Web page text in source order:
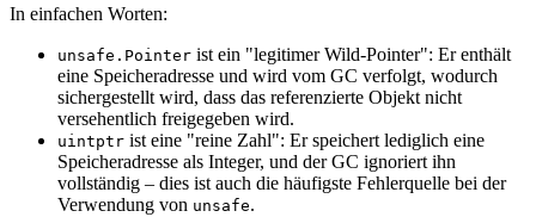
In einfachen Worten:
unsafe.Pointer ist ein "legitimer Wild-Pointer": Er enthält
eine Speicheradresse und wird vom GC verfolgt, wodurch
sichergestellt wird, dass das referenzierte Objekt nicht
versehentlich freigegeben wird.
uintptr ist eine "reine Zahl": Er speichert lediglich eine
Speicheradresse als Integer, und der GC ignoriert ihn
vollständig – dies ist auch die häufigste Fehlerquelle bei der
Verwendung von unsafe.